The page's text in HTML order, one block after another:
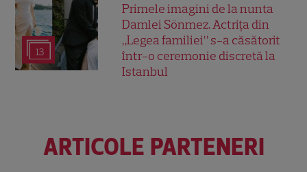
13
Primele imagini de la nunta
Damlei Sönmez. Actrița din
„Legea familiei” s-a căsătorit
într-o ceremonie discretă la
Istanbul
ARTICOLE PARTENERI